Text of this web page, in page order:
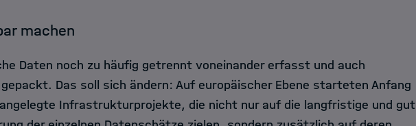
machen
Daten noch zu häufig getrennt voneinander erfasst und auch
Das soll sich ändern: Auf europäischer Ebene starteten Anfang
Infrastrukturprojekte, die nicht nur auf die langfristige und gut